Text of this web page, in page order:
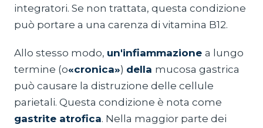
integratori. Se non trattata, questa condizione
può portare a una carenza di vitamina B12.
Allo stesso modo, un'infiammazione a lungo
termine (o«cronica») della mucosa gastrica
può causare la distruzione delle cellule
parietali. Questa condizione è nota come
gastrite atrofica. Nella maggior parte dei